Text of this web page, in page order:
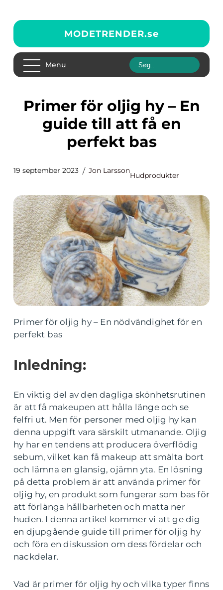
MODETRENDER.se
Menu
Primer för oljig hy – En
guide till att få en
perfekt bas
19 september 2023 Jon Larsson
Hudprodukter
Primer för oljig hy – En nödvändighet för en
perfekt bas
Inledning:
En viktig del av den dagliga skönhetsrutinen
är att få makeupen att hålla länge och se
felfri ut. Men för personer med oljig hy kan
denna uppgift vara särskilt utmanande. Oljig
hy har en tendens att producera överflödig
sebum, vilket kan få makeup att smälta bort
och lämna en glansig, ojämn yta. En lösning
på detta problem är att använda primer för
oljig hy, en produkt som fungerar som bas för
att förlänga hållbarheten och matta ner
huden. I denna artikel kommer vi att ge dig
en djupgående guide till primer för oljig hy
och föra en diskussion om dess fördelar och
nackdelar.
Vad är primer för oljig hy och vilka typer finns